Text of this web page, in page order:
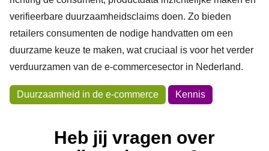
verifieerbare duurzaamheidsclaims doen. Zo bieden
retailers consumenten de nodige handvatten om een
duurzame keuze te maken, wat cruciaal is voor het verder
verduurzamen van de e-commercesector in Nederland.
Onderwerpen
Duurzaamheid in de e-commerce Kennis
Heb jij vragen over